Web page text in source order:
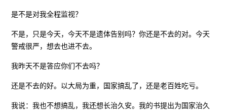
是不是对我全程监视？
不是，只是今天，今天不是遗体告别吗？你还是不去的对。今天
警戒很严，想去也进不去。
我昨天不是答应你们不去吗？
还是不去的好。以大局为重，国家搞乱了，还是老百姓吃亏。
我说：我也不想搞乱，我还想长治久安。我的书提出为国家治久